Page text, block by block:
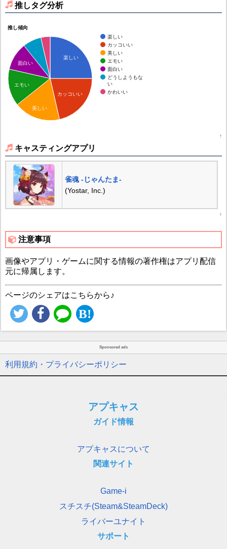
推しタグ分析
推し傾向
楽しい
カッコいい
美しい
エモい
面白い
どうしようもな
い
かわいい
楽しい
カッコいい
面白い
エモい
美しい
↑
キャスティングアプリ
雀魂 -じゃんたま-
(Yostar, Inc.)
↑
注意事項
画像やアプリ・ゲームに関する情報の著作権はアプリ配信
元に帰属します。
ページのシェアはこちらから♪
Sponsored ads
利用規約・プライバシーポリシー
アプキャス
ガイド情報
アプキャスについて
関連サイト
Game-i
スチスチ(Steam&SteamDeck)
ライバーユナイト
サポート